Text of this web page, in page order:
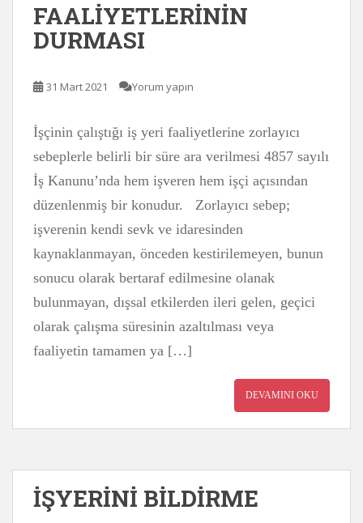
FAALİYETLERİNİN
DURMASI
31 Mart 2021 Yorum yapın
İşçinin çalıştığı iş yeri faaliyetlerine zorlayıcı
sebeplerle belirli bir süre ara verilmesi 4857 sayılı
İş Kanunu’nda hem işveren hem işçi açısından
düzenlenmiş bir konudur. Zorlayıcı sebep;
işverenin kendi sevk ve idaresinden
kaynaklanmayan, önceden kestirilemeyen, bunun
sonucu olarak bertaraf edilmesine olanak
bulunmayan, dışsal etkilerden ileri gelen, geçici
olarak çalışma süresinin azaltılması veya
faaliyetin tamamen ya […]
DEVAMINI OKU
İŞYERİNİ BİLDİRME